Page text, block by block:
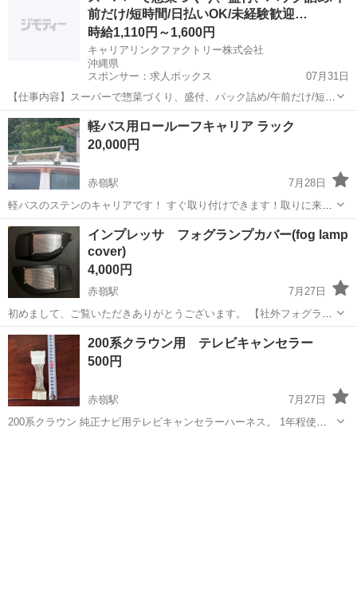
前だけ/短時間/日払いOK/未経験歓迎…
時給1,110円～1,600円
キャリアリンクファクトリー株式会社
沖縄県
スポンサー：求人ボックス
07月31日
【仕事内容】スーパーで惣菜づくり、盛付、パック詰め/午前だけ/短時
間/日払いOK/未経験歓迎/バックヤード/履歴書不要 <給与> 時給1110円
～1600円 <勤務地> 沖縄県 沖縄市 「社員を企業に派遣して終わり」で
はありません...
アルバイト・パート
軽バス用ロールーフキャリア ラック
20,000円
赤嶺駅
7月28日
軽バスのステンのキャリアです！ すぐ取り付けできます！取りに来れ
る方でお願いします
沖縄 糸満市 赤嶺駅 キャリア、ラック
ロールーフキャリア
インプレッサ フォグランプカバー(fog lamp
cover)
4,000円
赤嶺駅
7月27日
初めまして、ご覧いただきありがとうございます。 【社外フォグラン
プカバー】 ・メーカー不明 ・インプレッサ（GDB型） ＊純正品では
ありませんのでご理解ください。 It is a non-genuine fog lamp ...
沖縄 那覇市 赤嶺駅 パーツ
200系クラウン用 テレビキャンセラー
500円
赤嶺駅
7月27日
200系クラウン 純正ナビ用テレビキャンセラーハーネス。 1年程使用